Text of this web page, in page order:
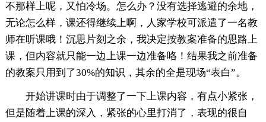
不那样上呢，又怕冷场。怎么办？没有选择逃避的余地，
无论怎么样，课还得继续上啊，人家学校可派遣了一名教
师在听课哦！沉思片刻之余，我决定按教案准备的思路上
课，但内容就只能一边上课一边准备咯！结果我之前准备
的教案只用到了30%的知识，其余的全是现场“表白”。
开始讲课时由于调整了一下上课内容，有点小紧张，
但是随着上课的深入，紧张的心里打消了，表现的很自